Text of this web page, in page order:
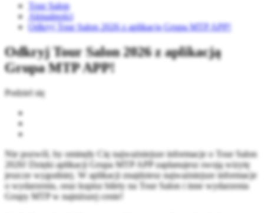
Tour Salon
Aktualności
Odkryj Tour Salon 2026 z aplikacją Grupa MTP APP!
Odkryj Tour Salon 2026 z aplikacją
Grupa MTP APP!
Podziel się
Nie pozwól, by ominęły Cię najważniejsze informacje o Tour Salon
2026! Dzięki aplikacji Grupa MTP APP zaplanujesz swoją wizytę
jeszcze wygodniej. W aplikacji znajdziesz najważniejsze informacje
o wydarzeniu, oraz kupisz bilety na Tour Salon i inne wydarzenia
Grupy MTP w najniższej cenie!